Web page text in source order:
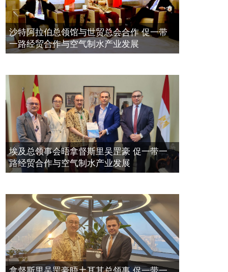
拿督斯里吴罡豪晤土耳其总领事 促一
带一路经贸合作与空气制水产业发展
2023年11月23日
2021年12月10日
空氣制水發明人吳達鎔出席聯合國環
境科政商管治聯盟會議
沙特阿拉伯总领馆与世贸总会合作 促一带
一路经贸合作与空气制水产业发展
埃及总领事会晤拿督斯里吴罡豪 促一带一
路经贸合作与空气制水产业发展